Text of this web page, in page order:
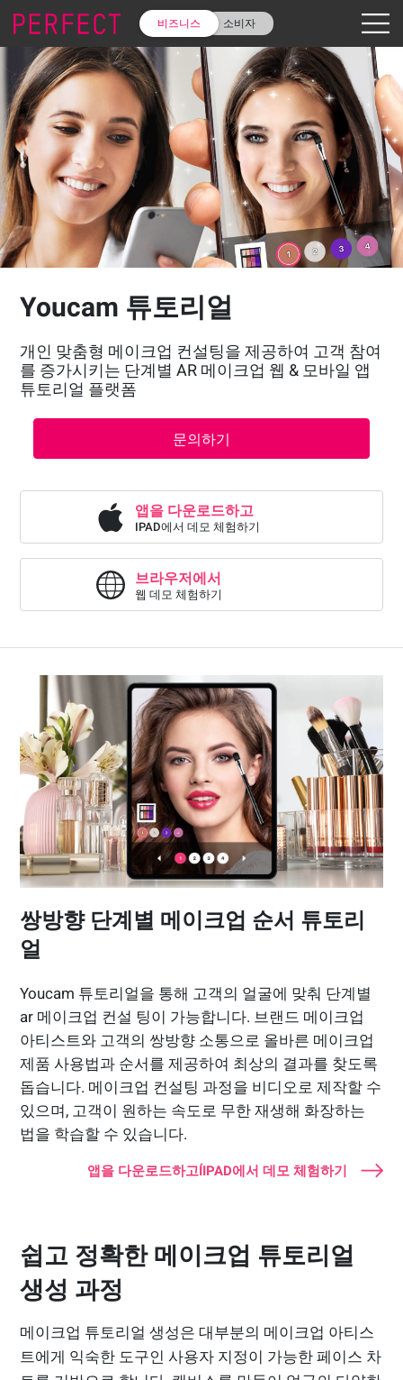
비즈니스 소비자
Youcam 튜토리얼
개인 맞춤형 메이크업 컨설팅을 제공하여 고객 참여
를 증가시키는 단계별 AR 메이크업 웹 & 모바일 앱
튜토리얼 플랫폼
문의하기
앱을 다운로드하고
IPAD에서 데모 체험하기
브라우저에서
웹 데모 체험하기
쌍방향 단계별 메이크업 순서 튜토리
얼
Youcam 튜토리얼을 통해 고객의 얼굴에 맞춰 단계별
ar 메이크업 컨설 팅이 가능합니다. 브랜드 메이크업
아티스트와 고객의 쌍방향 소통으로 올바른 메이크업
제품 사용법과 순서를 제공하여 최상의 결과를 찾도록
돕습니다. 메이크업 컨설팅 과정을 비디오로 제작할 수
있으며, 고객이 원하는 속도로 무한 재생해 화장하는
법을 학습할 수 있습니다.
앱을 다운로드하고ÍIPAD에서 데모 체험하기
쉽고 정확한 메이크업 튜토리얼
생성 과정
메이크업 튜토리얼 생성은 대부분의 메이크업 아티스
트에게 익숙한 도구인 사용자 지정이 가능한 페이스 차